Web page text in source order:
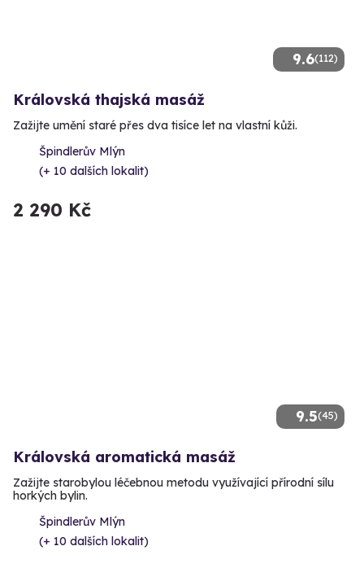
9.6(112)
Královská thajská masáž
Zažijte umění staré přes dva tisíce let na vlastní kůži.
Špindlerův Mlýn
(+ 10 dalších lokalit)
2 290 Kč
9.5(45)
Královská aromatická masáž
Zažijte starobylou léčebnou metodu využívající přírodní sílu
horkých bylin.
Špindlerův Mlýn
(+ 10 dalších lokalit)